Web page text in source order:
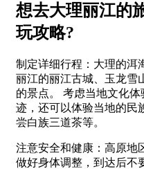
想去大理丽江的
玩攻略?
制定详细行程：大理的洱
丽江的丽江古城、玉龙雪
的景点。 考虑当地文化
迹，还可以体验当地的民
尝白族三道茶等。
注意安全和健康：高原地
做好身体调整，到达后不